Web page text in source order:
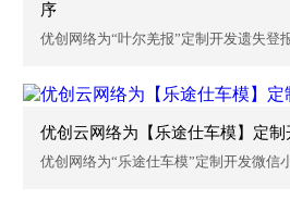
序
优创网络为“叶尔羌报”定制开发遗失登
优创云网络为【乐途仕车模】定
优创网络为“乐途仕车模”定制开发微信